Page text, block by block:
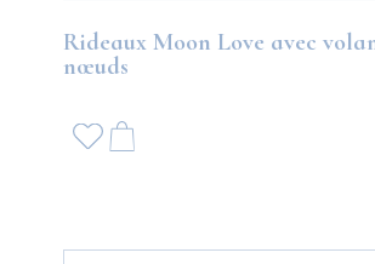
Rideaux Moon Love avec
nœuds